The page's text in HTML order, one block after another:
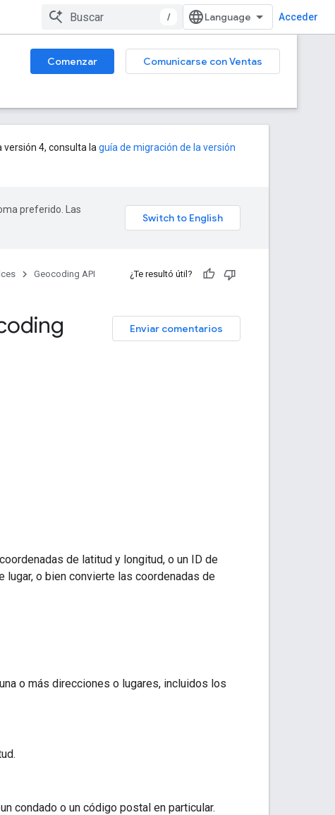
/ Acceder
Comenzar
Comunicarse con Ventas
versión 4, consulta la guía de migración de la versión
preferido. Las
Geocoding API
¿Te resultó útil?
Enviar comentarios
de latitud y longitud, o un ID de
lugar, o bien convierte las coordenadas de
o más direcciones o lugares, incluidos los
condado o un código postal en particular.